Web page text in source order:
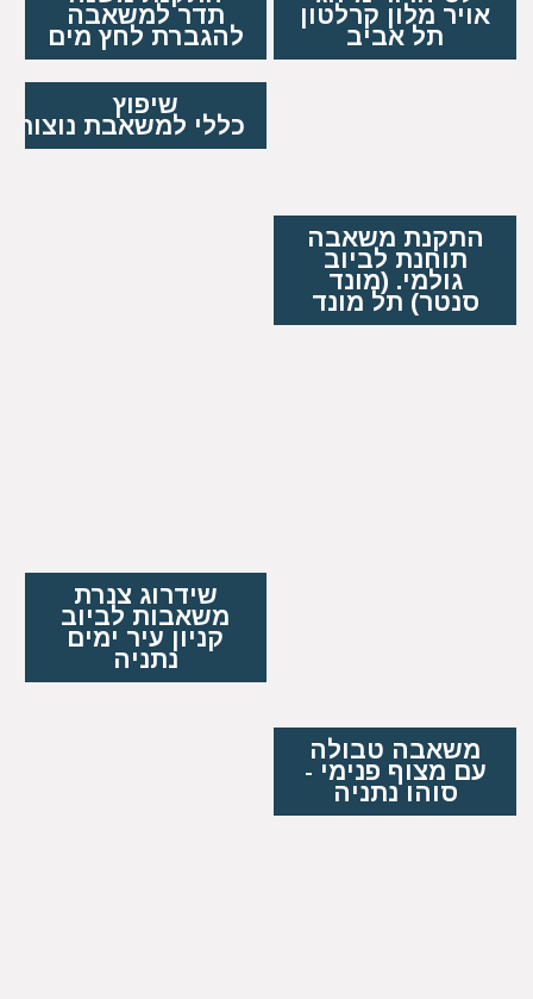
אויר מלון קרלטון
תל אביב
תדר למשאבה
להגברת לחץ מים
התקנת משאבה
תוחנת לביוב
גולמי. (מונד
סנטר) תל מונד
שיפוץ
כללי למשאבת נוצות
משאבה טבולה
עם מצוף פנימי -
סוהו נתניה
שידרוג צנרת
משאבות לביוב
קניון עיר ימים
נתניה